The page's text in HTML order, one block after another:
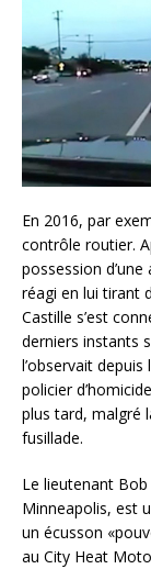
En 2016, par
contrôle routier.
possession
réagi en lui tirant
Castille s’est
derniers instants
l’observait
policier
plus tard, malgré
fusillade.
Le lieutenant
Minneapolis, est
un écusson
au City Heat